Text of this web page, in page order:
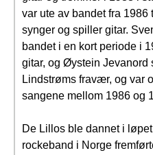
var ute av bandet fra 1986
synger og spiller gitar.
bandet i en kort periode i
gitar, og Øystein Jevanord
Lindstrøms fravær, og var
sangene mellom 1986 og
De Lillos ble dannet i
rockeband i Norge